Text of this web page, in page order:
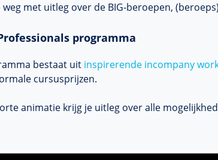
weg met uitleg over de BIG-beroepen,
programma
bestaat uit inspirerende incompany
cursusprijzen.
animatie krijg je uitleg over alle